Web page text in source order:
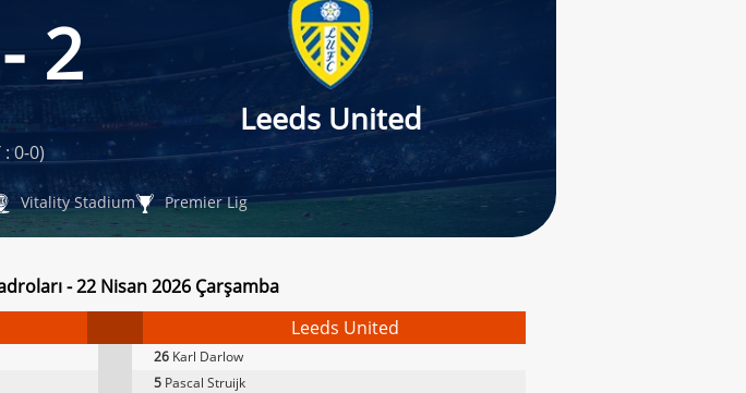
2
Leeds United
: 0-0)
Vitality Stadium Premier Lig
- 22 Nisan 2026 Çarşamba
Leeds United
26 Karl Darlow
5 Pascal Struijk